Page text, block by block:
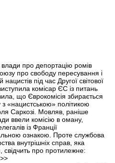
про депортацію ромів
про свободу пересування і
під час Другої світової
комісар ЄС із питань
що Єврокомісія збирається
з «нацистською» політикою
Саркозі. Мовляв, раніше
ввели комісію в оману,
із Франції
ознакою. Проте службова
внутрішніх справ, яка
про протилежне:
>>